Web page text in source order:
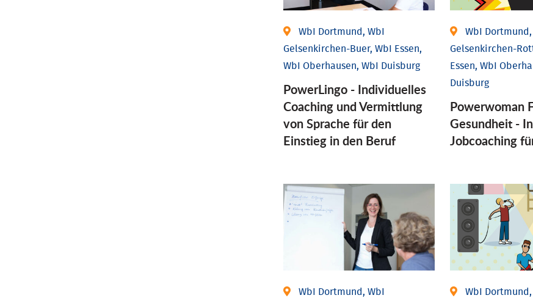
WbI Dortmund, WbI
Gelsenkirchen-Buer, WbI Essen,
WbI Oberhausen, WbI Duisburg
PowerLingo - Individuelles
Coaching und Vermittlung
von Sprache für den
Einstieg in den Beruf
WbI Dortmund,
Gelsenkirchen-
Essen, WbI
Duisburg
Powerwoman
Gesund­heit -
Job­coaching
WbI Dortmund, WbI
WbI Dortmund,